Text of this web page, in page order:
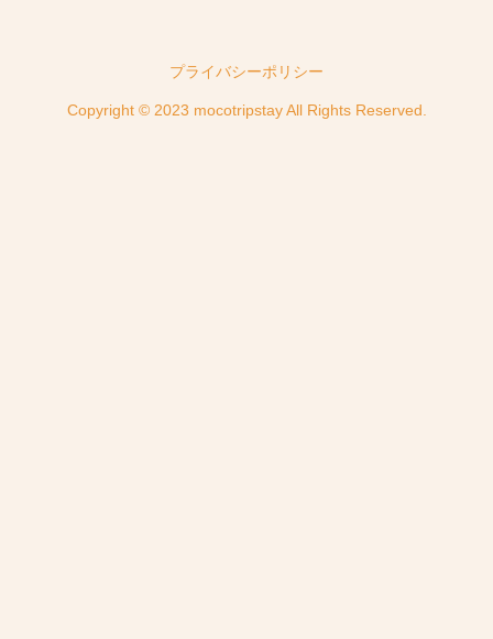
プライバシーポリシー
Copyright © 2023 mocotripstay All Rights Reserved.